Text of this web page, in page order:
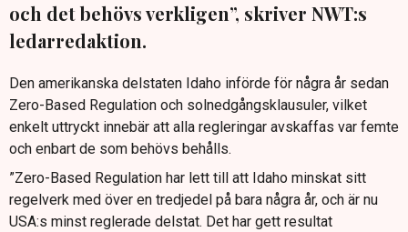
och det behövs verkligen”, skriver NWT:s
ledarredaktion.
Den amerikanska delstaten Idaho införde för några år sedan
Zero-Based Regulation och solnedgångsklausuler, vilket
enkelt uttryckt innebär att alla regleringar avskaffas var femte
och enbart de som behövs behålls.
”Zero-Based Regulation har lett till att Idaho minskat sitt
regelverk med över en tredjedel på bara några år, och är nu
USA:s minst reglerade delstat. Det har gett resultat